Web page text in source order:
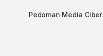
Pedoman Media Ciber